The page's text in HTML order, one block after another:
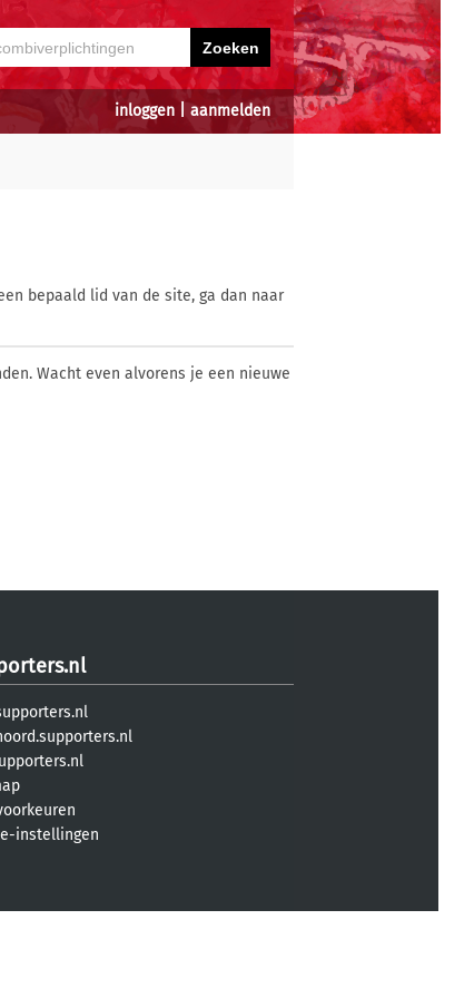
inloggen aanmelden
bepaald lid van de site, ga dan naar
Wacht even alvorens je een nieuwe
instellingen